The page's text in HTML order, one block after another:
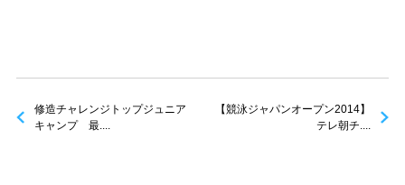
修造チャレンジトップジュニア
キャンプ 最....
【競泳ジャパンオープン2014】
テレ朝チ....